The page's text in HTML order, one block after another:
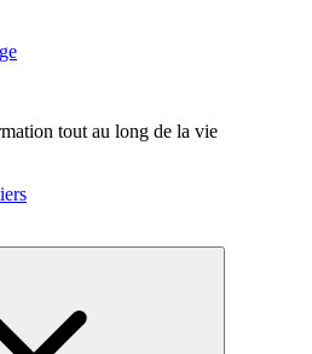
tout au long de la vie